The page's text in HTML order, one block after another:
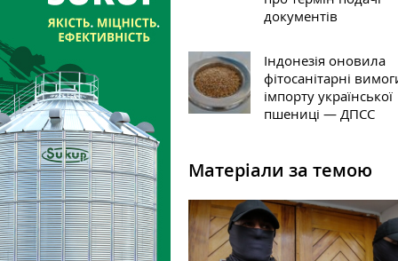
документів
Індонезія оновила
фітосанітарні
імпорту української
пшениці — ДПСС
Матеріали за темою